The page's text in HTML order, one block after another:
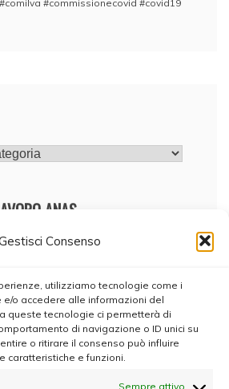
Consenso
utilizziamo tecnologie come i
o accedere alle informazioni del
queste tecnologie ci permetterà di
di navigazione o ID unici su
o ritirare il consenso può influire
caratteristiche e funzioni.
Sempre attivo
#comilva #commissionecovid #covid19
ANAS